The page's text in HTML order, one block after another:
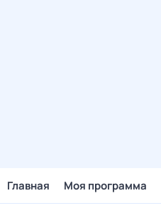
Главная Моя программа